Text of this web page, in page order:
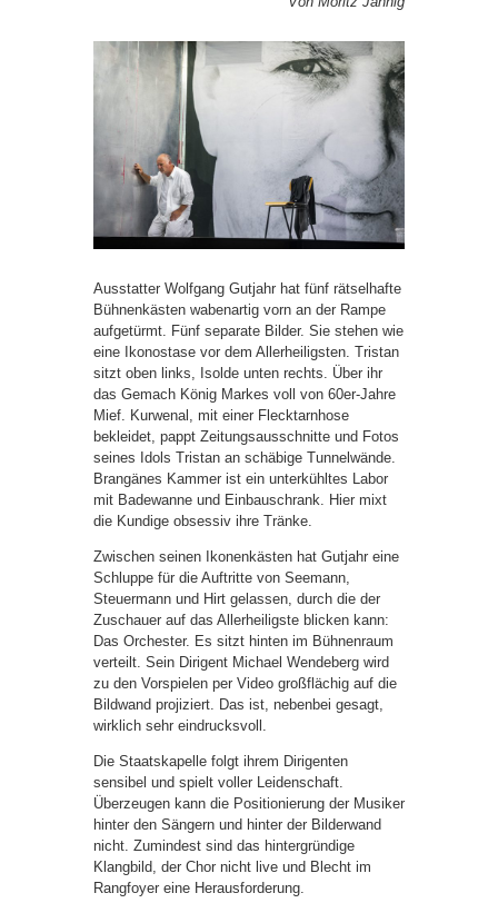
Ausstatter Wolfgang Gutjahr hat fünf rätselhafte
Bühnenkästen wabenartig vorn an der Rampe
aufgetürmt. Fünf separate Bilder. Sie stehen wie
eine Ikonostase vor dem Allerheiligsten. Tristan
sitzt oben links, Isolde unten rechts. Über ihr
das Gemach König Markes voll von 60er-Jahre
Mief. Kurwenal, mit einer Flecktarnhose
bekleidet, pappt Zeitungsausschnitte und Fotos
seines Idols Tristan an schäbige Tunnelwände.
Brangänes Kammer ist ein unterkühltes Labor
mit Badewanne und Einbauschrank. Hier mixt
die Kundige obsessiv ihre Tränke.
Zwischen seinen Ikonenkästen hat Gutjahr eine
Schluppe für die Auftritte von Seemann,
Steuermann und Hirt gelassen, durch die der
Zuschauer auf das Allerheiligste blicken kann:
Das Orchester. Es sitzt hinten im Bühnenraum
verteilt. Sein Dirigent Michael Wendeberg wird
zu den Vorspielen per Video großflächig auf die
Bildwand projiziert. Das ist, nebenbei gesagt,
wirklich sehr eindrucksvoll.
Die Staatskapelle folgt ihrem Dirigenten
sensibel und spielt voller Leidenschaft.
Überzeugen kann die Positionierung der Musiker
hinter den Sängern und hinter der Bilderwand
nicht. Zumindest sind das hintergründige
Klangbild, der Chor nicht live und Blecht im
Rangfoyer eine Herausforderung.